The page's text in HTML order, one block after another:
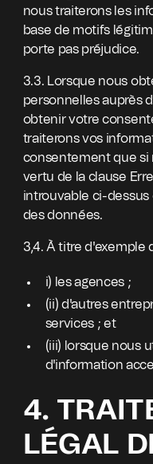
nous traiterons les
base de motifs
porte pas préjudice.
3.3. Lorsque nous
personnelles auprès
obtenir votre
traiterons vos
consentement que si
vertu de la clause
introuvable ci-dessus
des données.
3,4. À titre d'exemple
i) les agences ;
(ii) d'autres
services ; et
(iii) lorsque nous
d'information
4.
LÉGAL